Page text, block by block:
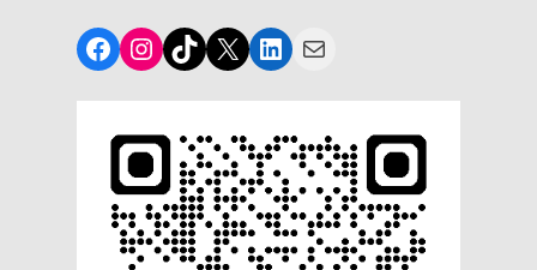
Facebook
Instagram
TikTok
X LinkedIn
Mail